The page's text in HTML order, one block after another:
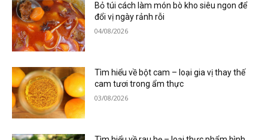
Bỏ túi cách làm món bò kho siêu ngon để
đổi vị ngày rảnh rỗi
04/08/2026
Tìm hiểu về bột cam – loại gia vị thay thế
cam tươi trong ẩm thực
03/08/2026